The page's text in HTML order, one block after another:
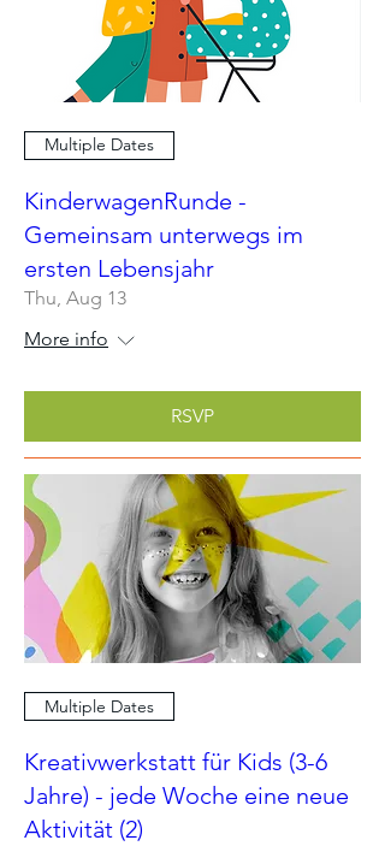
Multiple Dates
KinderwagenRunde -
Gemeinsam unterwegs im
ersten Lebensjahr
Thu, Aug 13
More info
RSVP
Multiple Dates
Kreativwerkstatt für Kids (3-6
Jahre) - jede Woche eine neue
Aktivität (2)